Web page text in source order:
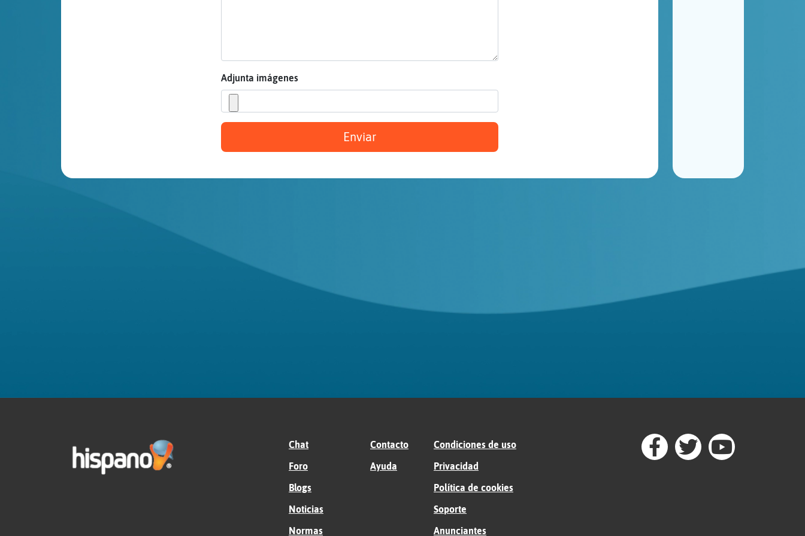
Adjunta imágenes
Enviar
Chat
Foro
Blogs
Noticias
Normas
Contacto
Ayuda
Condiciones de uso
Privacidad
Política de cookies
Soporte
Anunciantes